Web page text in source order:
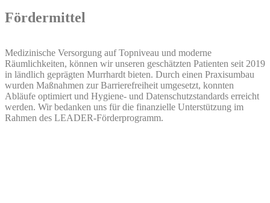
Fördermittel
Medizinische Versorgung auf Topniveau und moderne
Räumlichkeiten, können wir unseren geschätzten Patienten seit 2019
in ländlich geprägten Murrhardt bieten. Durch einen Praxisumbau
wurden Maßnahmen zur Barrierefreiheit umgesetzt, konnten
Abläufe optimiert und Hygiene- und Datenschutzstandards erreicht
werden. Wir bedanken uns für die finanzielle Unterstützung im
Rahmen des LEADER-Förderprogramm.